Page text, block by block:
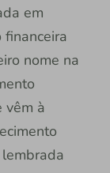
em
nome na
vêm à